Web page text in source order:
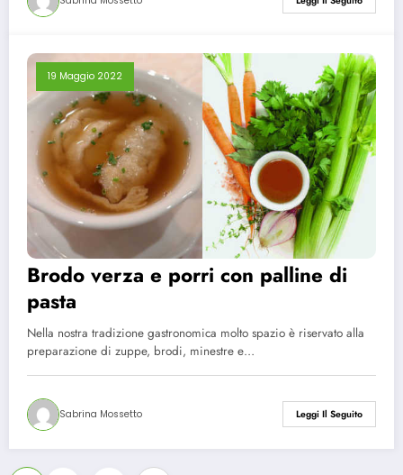
19 Maggio 2022
Brodo verza e porri con palline di
pasta
Nella nostra tradizione gastronomica molto spazio è riservato alla
preparazione di zuppe, brodi, minestre e…
Sabrina Mossetto Leggi Il Seguito